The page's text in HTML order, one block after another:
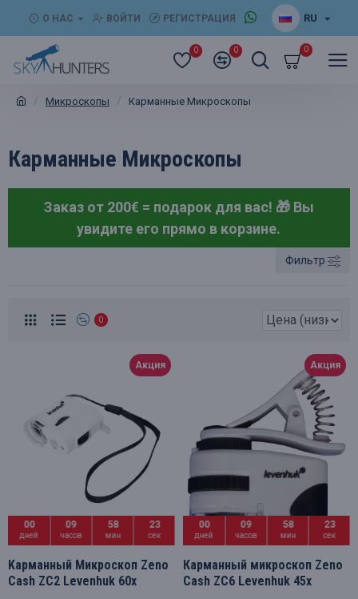
О НАС ВОЙТИ РЕГИСТРАЦИЯ RU
0 0 0
Микроскопы Карманные Микроскопы
Карманные Микроскопы
Заказ от 200€ = подарок для вас! 🎁 Вы
увидите его прямо в корзине.
Фильтр
0
Акция
00
дней
09
часов
58
мин
23
сек
Kарманный Микроскоп Zeno
Cash ZC2 Levenhuk 60x
Акция
00
дней
09
часов
58
мин
23
сек
Карманный микроскоп Zeno
Cash ZC6 Levenhuk 45x